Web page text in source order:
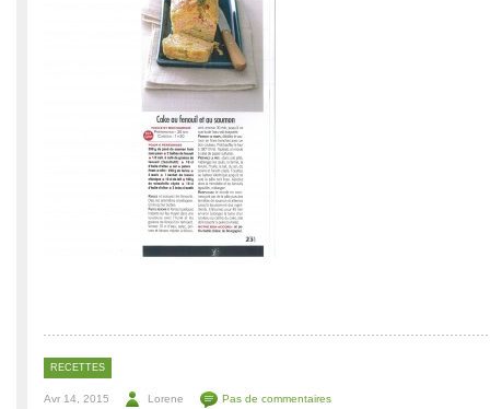
RECETTES
Avr 14, 2015 Lorene Pas de commentaires